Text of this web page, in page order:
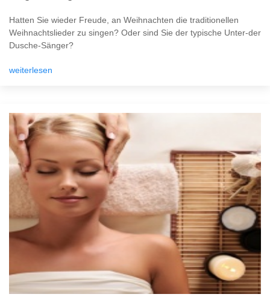
Hatten Sie wieder Freude, an Weihnachten die traditionellen
Weihnachtslieder zu singen? Oder sind Sie der typische Unter-der
Dusche-Sänger?
weiterlesen